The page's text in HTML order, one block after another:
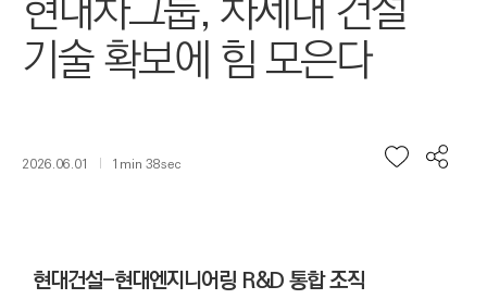
기술 확보에 힘 모은다
2026.06.01 1min 38sec
현대건설-현대엔지니어링 R&D 통합 조직